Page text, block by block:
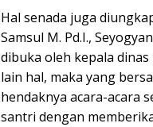
Hal senada juga
Samsul M. Pd.I.,
dibuka oleh kepala
lain hal, maka yang
hendaknya acara-acara
santri dengan